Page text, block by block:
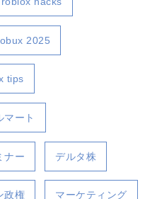
2025
tips
マート
ナー デルタ株
政権 マーケティング